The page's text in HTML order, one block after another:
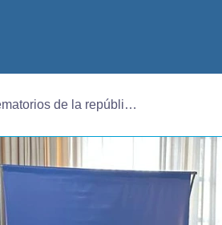
se sumó la asociación de crematorios de la república argentina